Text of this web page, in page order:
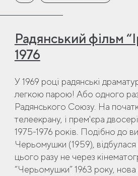
Радянський фільм
1976
У 1969 році радянські
легкою парою! Або одного
Радянського Союзу. На
телеекрану, і прем'єра
1975-1976 років. Подібно до
Черьомушки (1959),
цього разу не через
“Черьомушки” 1963 року, нова